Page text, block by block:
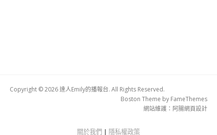
Copyright © 2026 達人Emily的播報台. All Rights Reserved.
Boston Theme by FameThemes
網站維護： 阿腸網頁設計
關於我們 | 隱私權政策